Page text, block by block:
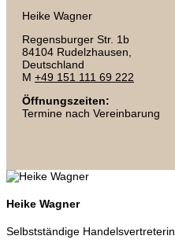
Heike Wagner
Regensburger Str. 1b
84104 Rudelzhausen,
Deutschland
M +49 151 111 69 222
Öffnungszeiten:
Termine nach Vereinbarung
Heike Wagner
Selbstständige Handelsvertreterin